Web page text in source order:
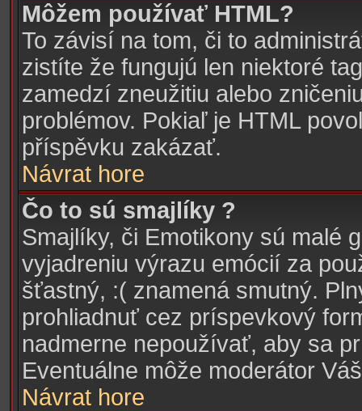
Môžem používať HTML?
To závisí na tom, či to
zistíte že fungujú len niektoré
zamedzí zneužitiu alebo
problémov. Pokiaľ je HTML
příspěvku zakázať.
Návrat hore
Čo to sú smajlíky ?
Smajlíky, či Emotikony sú malé
vyjadreniu výrazu emócií za
šťastný, :( znamená smutný.
prohliadnuť cez príspevkový
nadmerne nepoužívať, aby sa
Eventuálne môže moderátor
Návrat hore